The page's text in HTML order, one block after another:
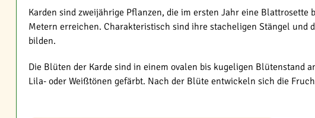
Karden sind zweijährige Pflanzen, die im ersten Jahr eine
Metern erreichen. Charakteristisch sind ihre stacheligen Stängel und
bilden.
Die Blüten der Karde sind in einem ovalen bis kugeligen
Lila- oder Weißtönen gefärbt. Nach der Blüte entwickeln sich die